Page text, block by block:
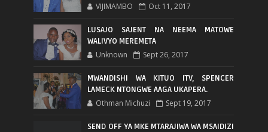
VIJIMAMBO Oct 11, 2017
LUSAJO SAJENT NA NEEMA MATOWE
WALIVYO MEREMETA
Unknown Sept 26, 2017
MWANDISHI WA KITUO ITV, SPENCER
LAMECK NTONGWE AAGA UKAPERA.
Othman Michuzi Sept 19, 2017
SEND OFF YA MKE MTARAJIWA WA MSAIDIZI